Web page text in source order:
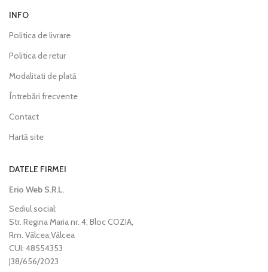
INFO
Politica de livrare
Politica de retur
Modalitati de plată
Întrebări frecvente
Contact
Hartă site
DATELE FIRMEI
Erio Web S.R.L.
Sediul social:
Str. Regina Maria nr. 4, Bloc COZIA,
Rm. Vâlcea,Vâlcea
CUI: 48554353
J38/656/2023